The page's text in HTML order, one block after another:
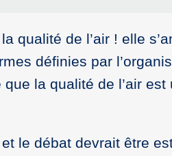
qualité de l’air ! elle
définies par
la qualité de l’air
le débat devrait être